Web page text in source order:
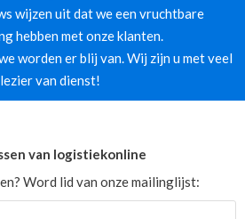
wijzen uit dat we een vruchtbare
hebben met onze klanten.
worden er blij van. Wij zijn u met veel
van dienst!
van logistiekonline
Word lid van onze mailinglijst: